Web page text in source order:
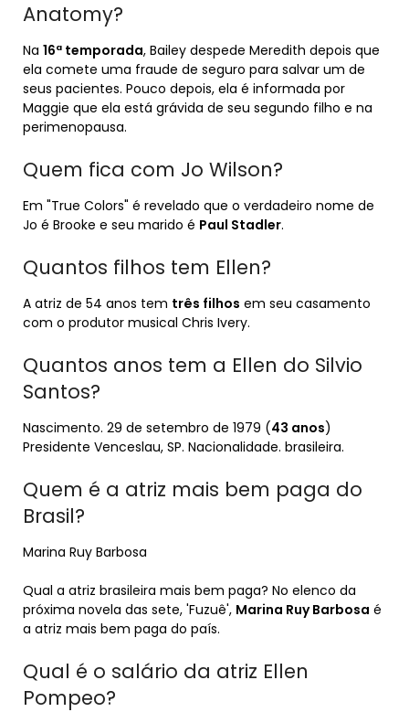
Anatomy?
Na 16ª temporada, Bailey despede Meredith depois que
ela comete uma fraude de seguro para salvar um de
seus pacientes. Pouco depois, ela é informada por
Maggie que ela está grávida de seu segundo filho e na
perimenopausa.
Quem fica com Jo Wilson?
Em "True Colors" é revelado que o verdadeiro nome de
Jo é Brooke e seu marido é Paul Stadler.
Quantos filhos tem Ellen?
A atriz de 54 anos tem três filhos em seu casamento
com o produtor musical Chris Ivery.
Quantos anos tem a Ellen do Silvio
Santos?
Nascimento. 29 de setembro de 1979 (43 anos)
Presidente Venceslau, SP. Nacionalidade. brasileira.
Quem é a atriz mais bem paga do
Brasil?
Marina Ruy Barbosa
Qual a atriz brasileira mais bem paga? No elenco da
próxima novela das sete, 'Fuzuê', Marina Ruy Barbosa é
a atriz mais bem paga do país.
Qual é o salário da atriz Ellen
Pompeo?